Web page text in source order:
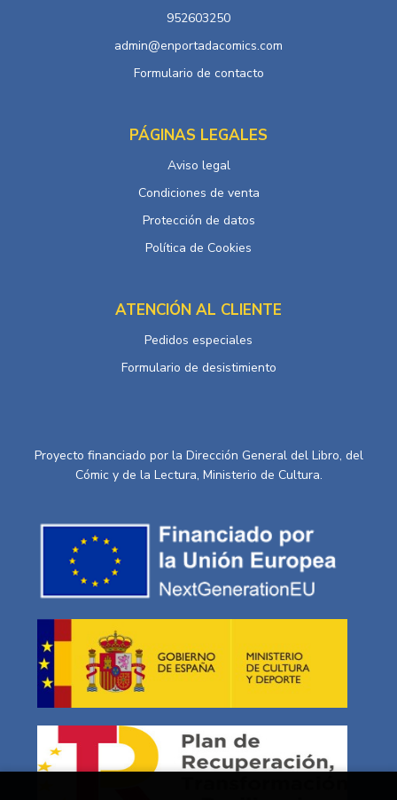
952603250
admin@enportadacomics.com
Formulario de contacto
PÁGINAS LEGALES
Aviso legal
Condiciones de venta
Protección de datos
Política de Cookies
ATENCIÓN AL CLIENTE
Pedidos especiales
Formulario de desistimiento
Proyecto financiado por la Dirección General del Libro, del
Cómic y de la Lectura, Ministerio de Cultura.